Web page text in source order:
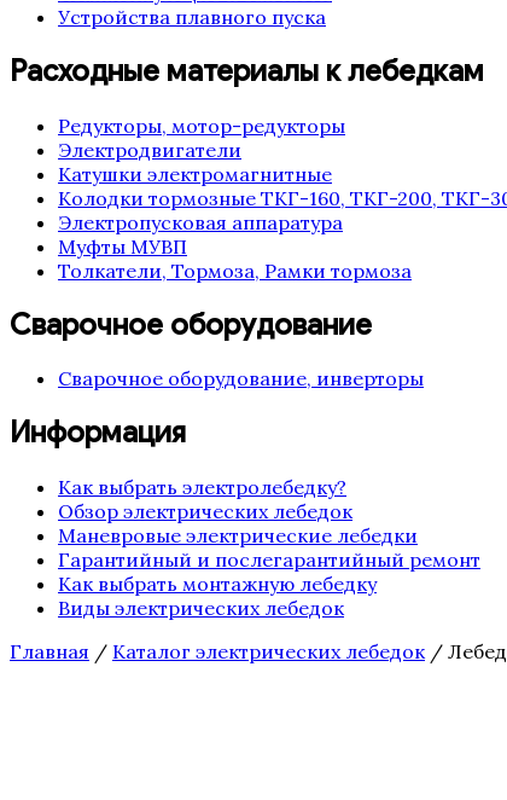
Устройства плавного пуска
Расходные материалы к лебедкам
Редукторы, мотор-редукторы
Электродвигатели
Катушки электромагнитные
Колодки тормозные ТКГ-160, ТКГ-200, ТКГ-
Электропусковая аппаратура
Муфты МУВП
Толкатели, Тормоза, Рамки тормоза
Сварочное оборудование
Сварочное оборудование, инверторы
Информация
Как выбрать электролебедку?
Обзор электрических лебедок
Маневровые электрические лебедки
Гарантийный и послегарантийный ремонт
Как выбрать монтажную лебедку
Виды электрических лебедок
Главная / Каталог электрических лебедок/